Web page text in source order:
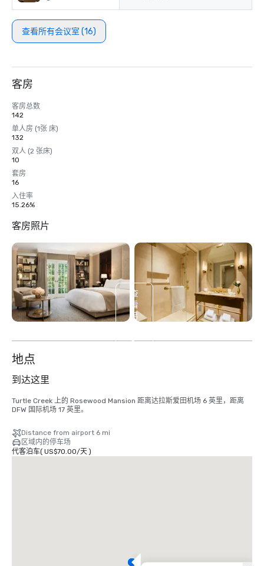
查看所有会议室 (16)
客房
客房总数
142
单人房 (1张 床)
132
双人 (2 张床)
10
套房
16
入住率
15.26%
客房照片
查
看
另
3
地点
到达这里
Turtle Creek 上的 Rosewood Mansion 距离达拉斯爱田机场 6 英里，距离
DFW 国际机场 17 英里。
Distance from airport 6 mi
区域内的停车场
代客泊车( US$70.00/天)